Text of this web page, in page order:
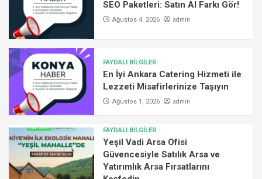
SEO Paketleri: Satın Al Farkı Gör!
Ağustos 4, 2026 admin
FAYDALI BİLGİLER
En İyi Ankara Catering Hizmeti ile
Lezzeti Misafirlerinize Taşıyın
Ağustos 1, 2026 admin
FAYDALI BİLGİLER
Yeşil Vadi Arsa Ofisi
Güvencesiyle Satılık Arsa ve
Yatırımlık Arsa Fırsatlarını